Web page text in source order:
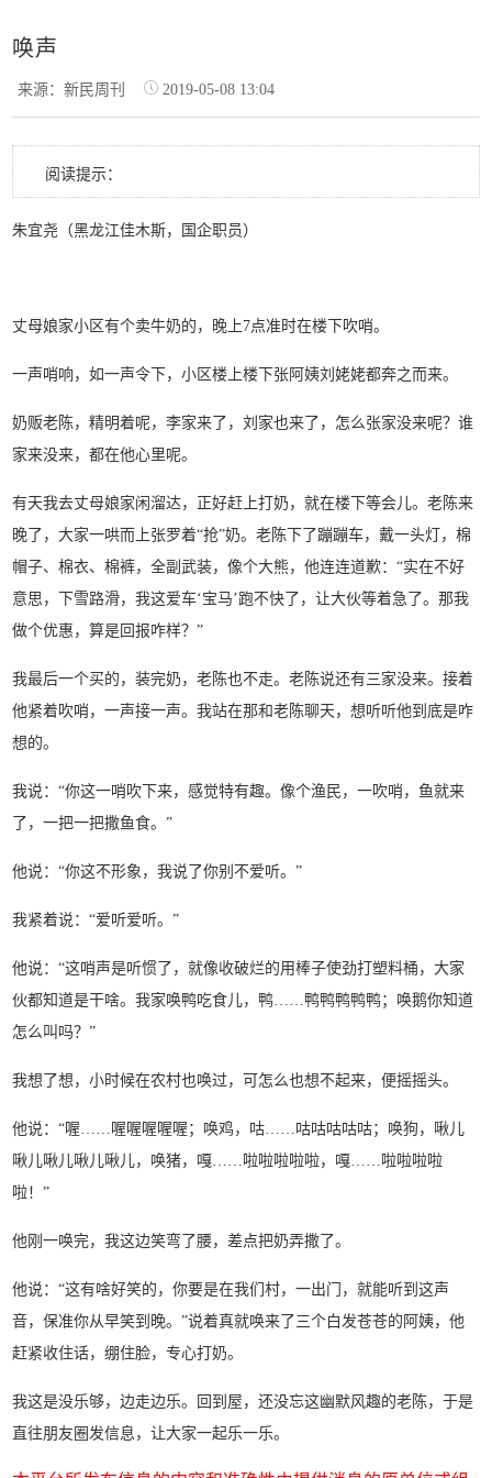
唤声
来源：新民周刊 2019-05-08 13:04
阅读提示：
朱宜尧（黑龙江佳木斯，国企职员）
丈母娘家小区有个卖牛奶的，晚上7点准时在楼下吹哨。
一声哨响，如一声令下，小区楼上楼下张阿姨刘姥姥都奔之而来。
奶贩老陈，精明着呢，李家来了，刘家也来了，怎么张家没来呢？谁
家来没来，都在他心里呢。
有天我去丈母娘家闲溜达，正好赶上打奶，就在楼下等会儿。老陈来
晚了，大家一哄而上张罗着“抢”奶。老陈下了蹦蹦车，戴一头灯，棉
帽子、棉衣、棉裤，全副武装，像个大熊，他连连道歉：“实在不好
意思，下雪路滑，我这爱车‘宝马’跑不快了，让大伙等着急了。那我
做个优惠，算是回报咋样？”
我最后一个买的，装完奶，老陈也不走。老陈说还有三家没来。接着
他紧着吹哨，一声接一声。我站在那和老陈聊天，想听听他到底是咋
想的。
我说：“你这一哨吹下来，感觉特有趣。像个渔民，一吹哨，鱼就来
了，一把一把撒鱼食。”
他说：“你这不形象，我说了你别不爱听。”
我紧着说：“爱听爱听。”
他说：“这哨声是听惯了，就像收破烂的用棒子使劲打塑料桶，大家
伙都知道是干啥。我家唤鸭吃食儿，鸭……鸭鸭鸭鸭鸭；唤鹅你知道
怎么叫吗？”
我想了想，小时候在农村也唤过，可怎么也想不起来，便摇摇头。
他说：“喔……喔喔喔喔喔；唤鸡，咕……咕咕咕咕咕；唤狗，啾儿
啾儿啾儿啾儿啾儿，唤猪，嘎……啦啦啦啦啦，嘎……啦啦啦啦
啦！”
他刚一唤完，我这边笑弯了腰，差点把奶弄撒了。
他说：“这有啥好笑的，你要是在我们村，一出门，就能听到这声
音，保准你从早笑到晚。”说着真就唤来了三个白发苍苍的阿姨，他
赶紧收住话，绷住脸，专心打奶。
我这是没乐够，边走边乐。回到屋，还没忘这幽默风趣的老陈，于是
直往朋友圈发信息，让大家一起乐一乐。